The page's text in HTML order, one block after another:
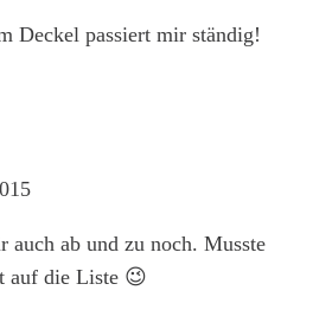
Deckel passiert mir ständig!
auch ab und zu noch. Musste
auf die Liste 😉